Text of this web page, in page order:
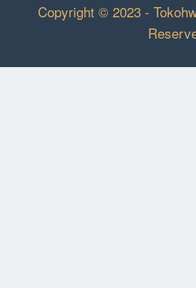
Copyright © 2023 -